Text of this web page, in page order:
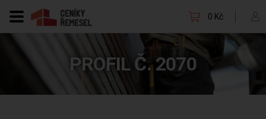
0 Kč
PROFIL Č. 2070